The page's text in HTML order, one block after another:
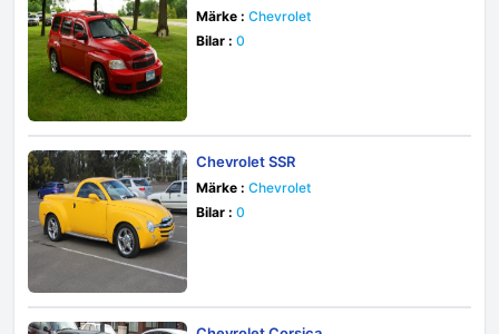
Märke : Chevrolet
Bilar : 0
Chevrolet SSR
Märke : Chevrolet
Bilar : 0